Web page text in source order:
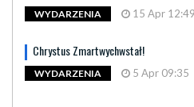
WYDARZENIA 15 Apr 12:49
Chrystus Zmartwychwstał!
WYDARZENIA 5 Apr 09:35